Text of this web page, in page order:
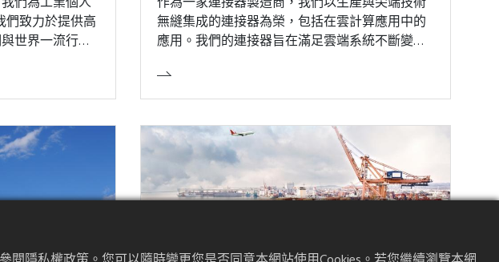
們致力於提供高
世界一流行業
無縫集成的連接器為榮，包括在雲計算應用中的
應用。我們的連接器旨在滿足雲端系統不斷變化
不管是促進數據傳輸、電力傳送還是支持其他重
要功能，我們的連接器在雲計算領域中發揮了關
的雲技術領域，請信賴我們的創新解決方案，為
您的應用提供堅固可靠的連接。